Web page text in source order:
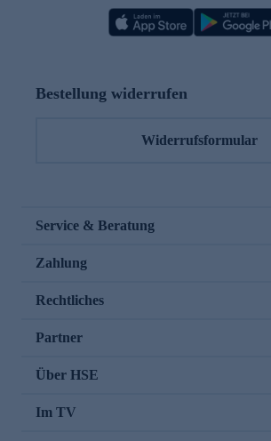
Bestellung widerrufen
Widerrufsformular
Service & Beratung
Zahlung
Rechtliches
Partner
Über HSE
Im TV